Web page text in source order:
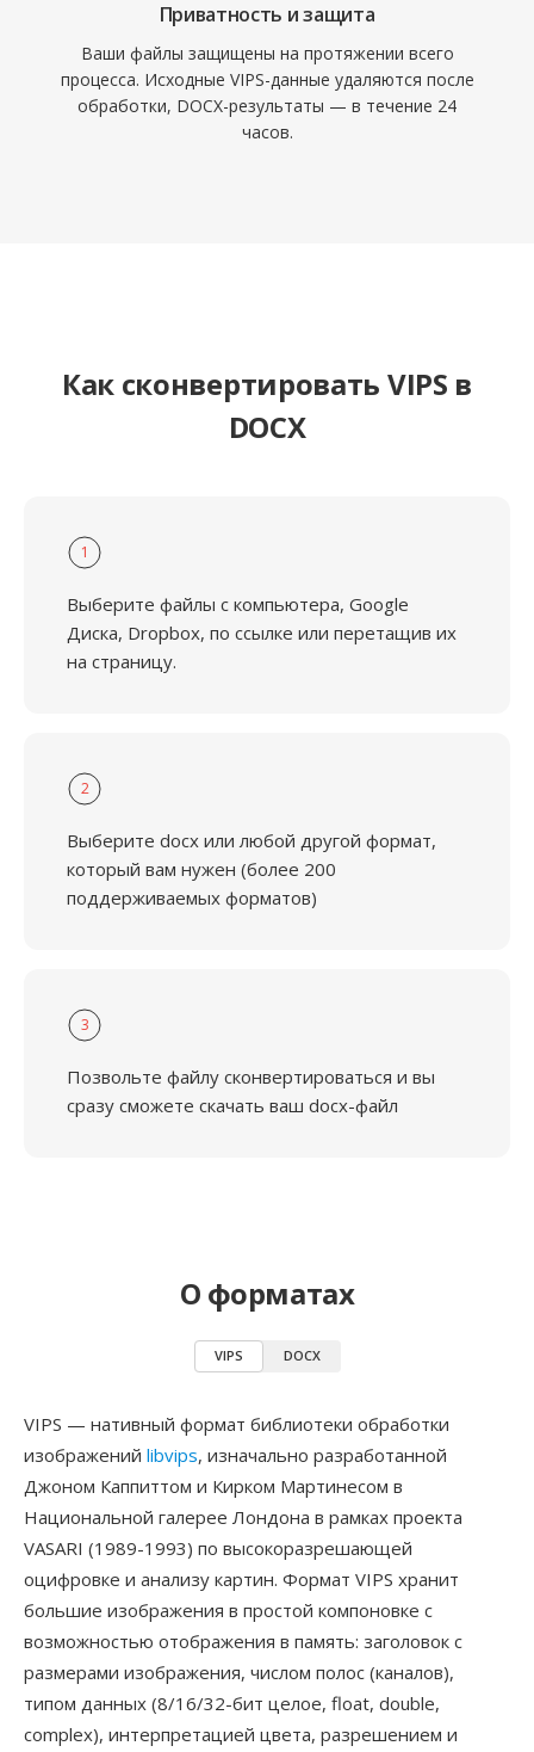
Приватность и защита
Ваши файлы защищены на протяжении всего
процесса. Исходные VIPS-данные удаляются после
обработки, DOCX-результаты — в течение 24
часов.
Как сконвертировать VIPS в
DOCX
1
Выберите файлы с компьютера, Google
Диска, Dropbox, по ссылке или перетащив их
на страницу.
2
Выберите docx или любой другой формат,
который вам нужен (более 200
поддерживаемых форматов)
3
Позвольте файлу сконвертироваться и вы
сразу сможете скачать ваш docx-файл
О форматах
VIPS DOCX
VIPS — нативный формат библиотеки обработки
изображений libvips, изначально разработанной
Джоном Каппиттом и Кирком Мартинесом в
Национальной галерее Лондона в рамках проекта
VASARI (1989-1993) по высокоразрешающей
оцифровке и анализу картин. Формат VIPS хранит
большие изображения в простой компоновке с
возможностью отображения в память: заголовок с
размерами изображения, числом полос (каналов),
типом данных (8/16/32-бит целое, float, double,
complex), интерпретацией цвета, разрешением и